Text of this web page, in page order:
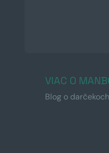
VIAC O
Blog o darčekoch